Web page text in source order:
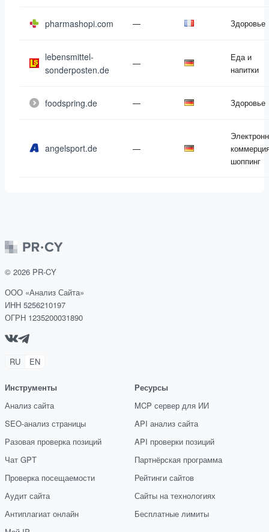
pharmashopi.com — Здоровье
lebensmittel-
sonderposten.de
—
Еда и
напитки
foodspring.de — Здоровье
angelsport.de —
шоппинг
© 2026 PR-CY
ООО «Анализ Сайта»
ИНН 5256210197
ОГРН 1235200031890
RU EN
Инструменты
Анализ сайта
SEO-анализ страницы
Разовая проверка позиций
Чат GPT
Проверка посещаемости
Аудит сайта
Антиплагиат онлайн
Ресурсы
MCP сервер для ИИ
API анализ сайта
API проверки позиций
Партнёрская программа
Рейтинги сайтов
Сайты на технологиях
Бесплатные лимиты